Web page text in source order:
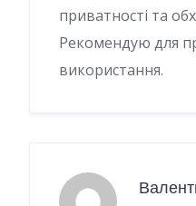
приватності та
Рекомендую для
використання.